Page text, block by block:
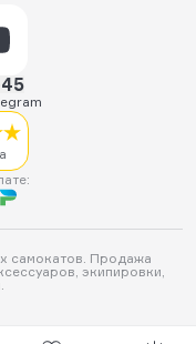
самокатов. Продажа
экипировки,